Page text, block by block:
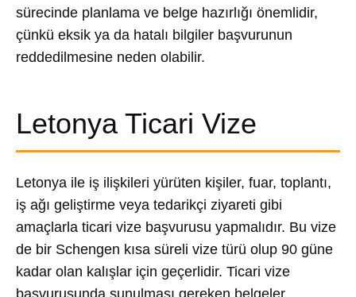
sürecinde planlama ve belge hazırlığı önemlidir,
çünkü eksik ya da hatalı bilgiler başvurunun
reddedilmesine neden olabilir.
Letonya Ticari Vize
Letonya ile iş ilişkileri yürüten kişiler, fuar, toplantı,
iş ağı geliştirme veya tedarikçi ziyareti gibi
amaçlarla ticari vize başvurusu yapmalıdır. Bu vize
de bir Schengen kısa süreli vize türü olup 90 güne
kadar olan kalışlar için geçerlidir. Ticari vize
başvurusunda sunulması gereken belgeler